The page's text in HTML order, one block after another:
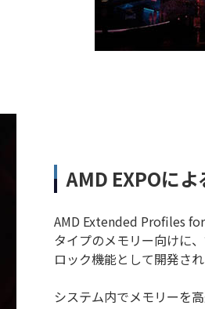
AMD EXPOに
AMD Extended Profiles
タイプのメモリー向けに
ロック機能として開発され
システム内でメモリーを